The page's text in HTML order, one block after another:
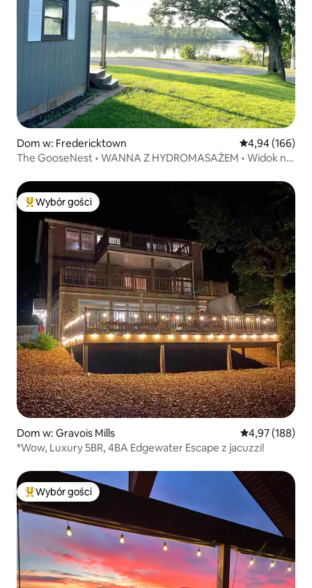
Dom w: Fredericktown Średnia
4,94 (166)
The GooseNest • WANNA Z HYDROMASAŻEM • Widok na
Najpopularniejsze z kategorii Wybór gości
Wybór gości
Dom w: Gravois Mills Średnia
4,97 (188)
*Wow, Luxury 5BR, 4BA Edgewater Escape z jacuzzi!
Najpopularniejsze z kategorii Wybór gości
Wybór gości